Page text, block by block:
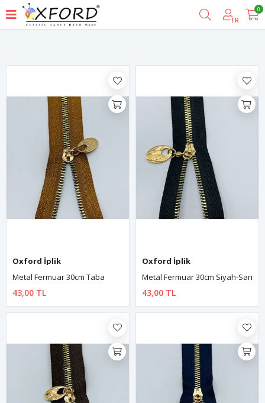
TR
0
Filtrele
Oxford İplik
Metal Fermuar 30cm Taba
43,00 TL
Oxford İplik
Metal Fermuar 30cm Siyah-Sarı
43,00 TL